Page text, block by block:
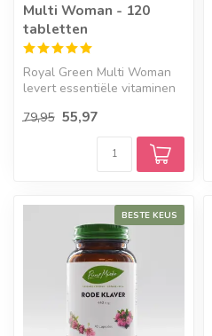
Multi Woman - 120
tabletten
Royal Green Multi Woman
levert essentiële vitaminen
n...
79,95 55,97
BESTE KEUS